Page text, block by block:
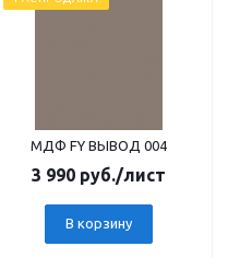
МДФ FY ВЫВОД 004
3 990 руб./лист
В корзину